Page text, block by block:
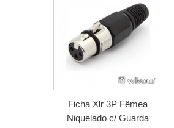
Ficha Xlr 3P Fêmea
Niquelado c/ Guarda